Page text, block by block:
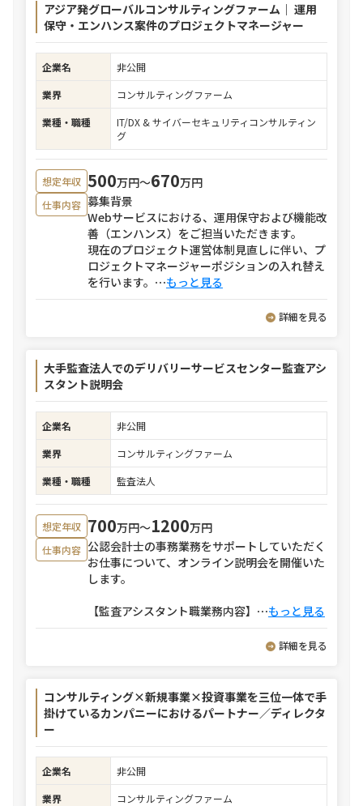
アジア発グローバルコンサルティングファーム｜ 運用
保守・エンハンス案件のプロジェクトマネージャー
企業名
非公開
業界
コンサルティングファーム
業種・職種
IT/DX & サイバーセキュリティコンサルティン
グ
想定年収 500万円〜670万円
仕事内容 募集背景
Webサービスにおける、運用保守および機能改
善（エンハンス）をご担当いただきます。
現在のプロジェクト運営体制見直しに伴い、プ
ロジェクトマネージャーポジションの入れ替え
を行います。 ⋯もっと見る
詳細を見る
大手監査法人でのデリバリーサービスセンター監査アシ
スタント説明会
企業名
非公開
業界
コンサルティングファーム
業種・職種
監査法人
想定年収 700万円〜1200万円
仕事内容 公認会計士の事務業務をサポートしていただく
お仕事について、オンライン説明会を開催いた
します。
【監査アシスタント職業務内容】 ⋯もっと見る
詳細を見る
コンサルティング×新規事業×投資事業を三位一体で手
掛けているカンパニーにおけるパートナー／ディレクタ
ー
企業名
非公開
業界
コンサルティングファーム